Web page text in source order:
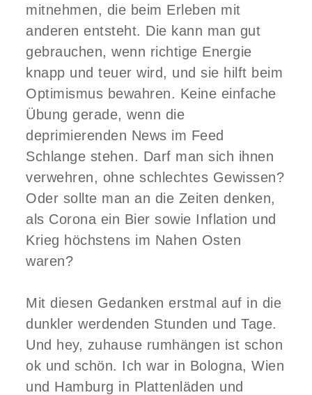
mitnehmen, die beim Erleben mit
anderen entsteht. Die kann man gut
gebrauchen, wenn richtige Energie
knapp und teuer wird, und sie hilft beim
Optimismus bewahren. Keine einfache
Übung gerade, wenn die
deprimierenden News im Feed
Schlange stehen. Darf man sich ihnen
verwehren, ohne schlechtes Gewissen?
Oder sollte man an die Zeiten denken,
als Corona ein Bier sowie Inflation und
Krieg höchstens im Nahen Osten
waren?
Mit diesen Gedanken erstmal auf in die
dunkler werdenden Stunden und Tage.
Und hey, zuhause rumhängen ist schon
ok und schön. Ich war in Bologna, Wien
und Hamburg in Plattenläden und